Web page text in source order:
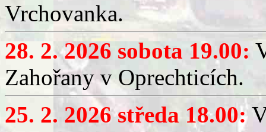
Vrchovanka.
28. 2. 2026 sobota 19.00:
Zahořany v Oprechticích.
25. 2. 2026 středa 18.00: